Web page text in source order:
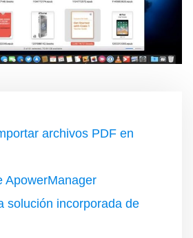
archivos PDF en
ApowerManager
solución incorporada de